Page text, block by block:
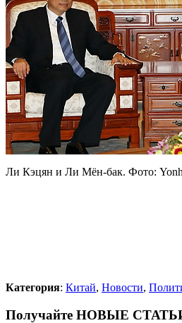
Ли Кэцян и Ли Мён-бак. Фото:
Категория: Китай, Новости,
Получайте НОВЫЕ СТАТЬИ